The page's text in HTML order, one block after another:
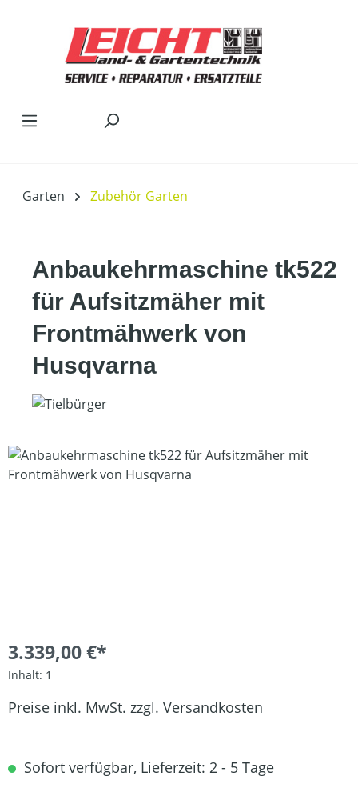
Garten Zubehör Garten
Anbaukehrmaschine tk522
für Aufsitzmäher mit
Frontmähwerk von
Husqvarna
Bildergalerie überspringen
3.339,00 €*
Inhalt: 1
Preise inkl. MwSt. zzgl. Versandkosten
Sofort verfügbar, Lieferzeit: 2 - 5 Tage